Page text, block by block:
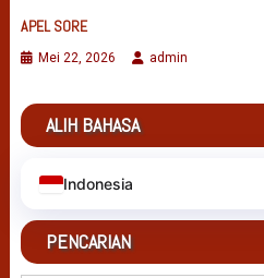
APEL SORE
Mei 22, 2026 admin
ALIH BAHASA
Indonesia
PENCARIAN